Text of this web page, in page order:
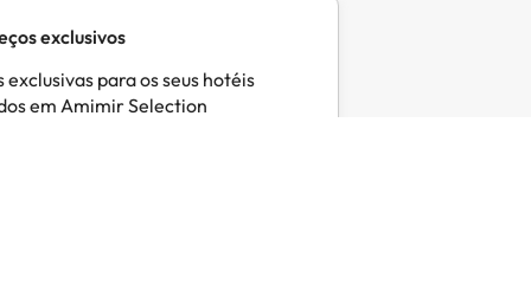
exclusivos
para os seus hotéis
em Amimir Selection